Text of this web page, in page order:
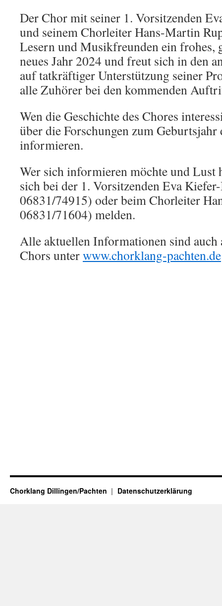
Der Chor mit seiner 1. Vorsitzenden
und seinem Chorleiter Hans-Martin
Lesern und Musikfreunden ein frohes,
neues Jahr 2024 und freut sich in den
auf tatkräftiger Unterstützung seiner
alle Zuhörer bei den kommenden
Wen die Geschichte des Chores
über die Forschungen zum
informieren.
Wer sich informieren möchte und Lust
sich bei der 1. Vorsitzenden Eva
06831/74915) oder beim Chorleiter
06831/71604) melden.
Alle aktuellen Informationen sind auch
Chors unterwww.chorklang-pachten.de
Chorklang Dillingen/Pachten Datenschutzerklärung